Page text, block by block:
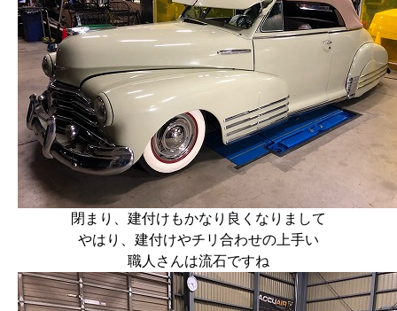
閉まり、建付けもかなり良くなりまして
やはり、建付けやチリ合わせの上手い
職人さんは流石ですね